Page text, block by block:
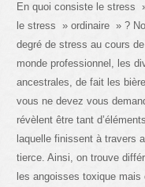
En quoi consiste le stress
le stress » ordinaire » ?
degré de stress au cours
monde professionnel, les
ancestrales, de fait les
vous ne devez vous
révèlent être tant
laquelle finissent à travers
tierce. Ainsi, on trouve
les angoisses toxique